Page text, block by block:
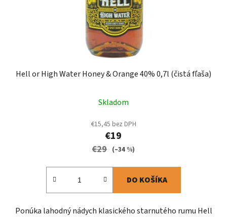
Hell or High Water Honey & Orange 40% 0,7l (čistá fľaša)
Skladom
€15,45 bez DPH
€19
€29 (–34 %)
DO KOŠÍKA
Ponúka lahodný nádych klasického starnutého rumu Hell